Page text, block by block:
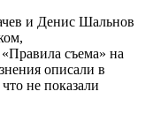
и Денис Шальнов
съема» на
описали в
не показали